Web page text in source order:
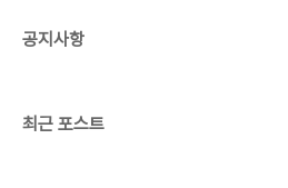
공지사항
최근 포스트